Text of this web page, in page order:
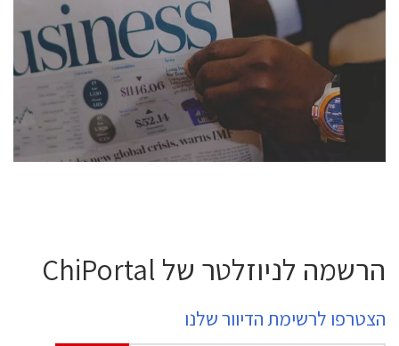
conference is intended for everyone involved in the
semiconductor industry, including engineers,
professional experts, and senior executives.
לחץ לפרטים
הרשמה לניוזלטר של ChiPortal
הצטרפו לרשימת הדיוור שלנו